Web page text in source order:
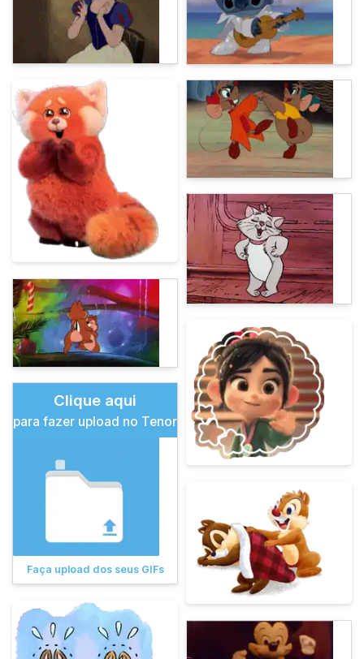
Clique aqui
para fazer upload no Tenor
Faça upload dos seus GIFs